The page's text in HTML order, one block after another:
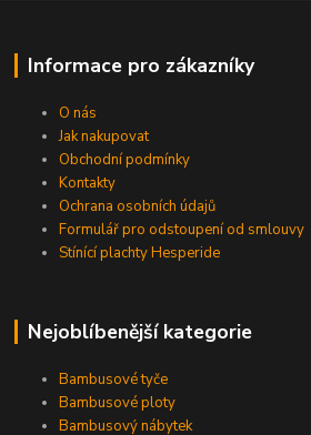
Informace pro zákazníky
O nás
Jak nakupovat
Obchodní podmínky
Kontakty
Ochrana osobních údajů
Formulář pro odstoupení od smlouvy
Stínící plachty Hesperide
Nejoblíbenější kategorie
Bambusové tyče
Bambusové ploty
Bambusový nábytek